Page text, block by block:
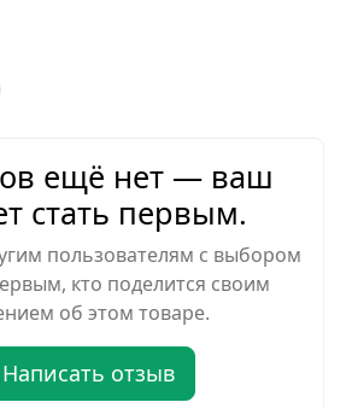
ещё нет — ваш
стать первым.
пользователям с выбором
кто поделится своим
об этом товаре.
Написать отзыв